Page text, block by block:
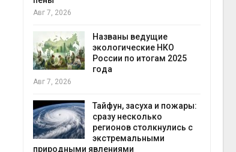
Авг 7, 2026
Названы ведущие
экологические НКО
России по итогам 2025
года
Авг 7, 2026
Тайфун, засуха и пожары:
сразу несколько
регионов столкнулись с
экстремальными
природными явлениями